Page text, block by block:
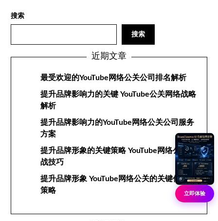
搜索
搜索
近期文章
最受欢迎的YouTube网络公关公司排名解析
提升品牌影响力的关键 YouTube公关网络战略
解析
提升品牌影响力的YouTube网络公关公司服务
方案
提升品牌形象的关键策略 YouTube网络公关实
战技巧
提升品牌形象 YouTube网络公关的关键作用与
策略
立即体验